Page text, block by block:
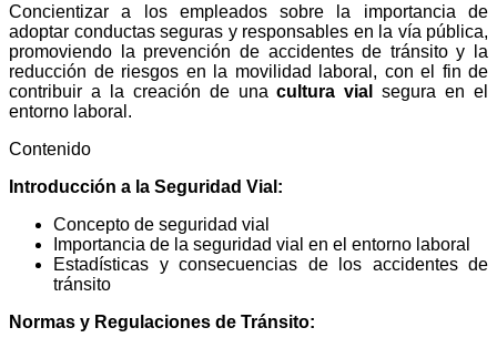
Concientizar a los empleados sobre la importancia de
adoptar conductas seguras y responsables en la vía pública,
promoviendo la prevención de accidentes de tránsito y la
reducción de riesgos en la movilidad laboral, con el fin de
contribuir a la creación de unacultura vial
segura en el
entorno laboral.
Contenido
Introducción a la Seguridad Vial:
Concepto de seguridad vial
Importancia de la seguridad vial en el entorno laboral
Estadísticas y consecuencias de los accidentes de
tránsito
Normas y Regulaciones de Tránsito: